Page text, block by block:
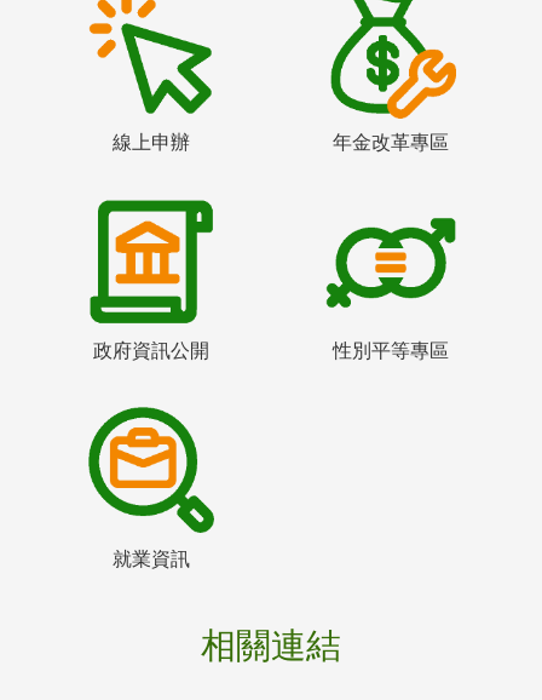
線上申辦 年金改革專區
政府資訊公開 性別平等專區
就業資訊
相關連結